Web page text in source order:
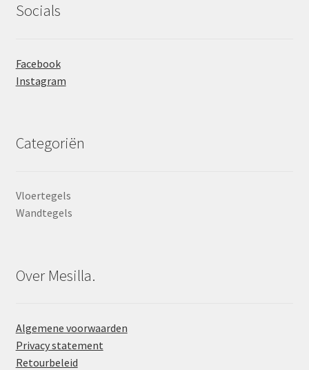
Socials
Facebook
Instagram
Categoriën
Vloertegels
Wandtegels
Over Mesilla.
Algemene voorwaarden
Privacy statement
Retourbeleid